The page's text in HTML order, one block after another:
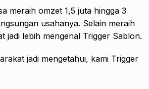
meraih omzet 1,5 juta hingga 3
usahanya. Selain meraih
jadi lebih mengenal Trigger Sablon.
jadi mengetahui, kami Trigger